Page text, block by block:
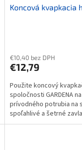
Koncová kvapkacia
€10,40 bez DPH
€12,79
Použite koncový
spoločnosti GARDENA
prívodného potrubia na
spoľahlivé a šetrné
jednotlivých rastlín v